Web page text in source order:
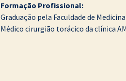
Formação Profissional:
Graduação pela Faculdade de
Médico cirurgião torácico da clínica